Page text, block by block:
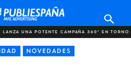
LANZA UNA POTENTE CAMPAÑA 360º EN
NOVEDADES